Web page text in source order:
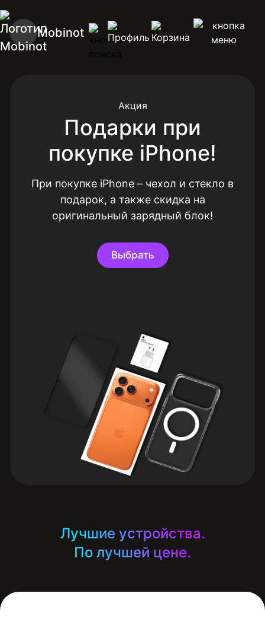
Mobinot
Акция
Подарки при
покупке iPhone!
При покупке iPhone – чехол и стекло в
подарок, а также скидка на
оригинальный зарядный блок!
Выбрать
Лучшие устройства.
По лучшей цене.